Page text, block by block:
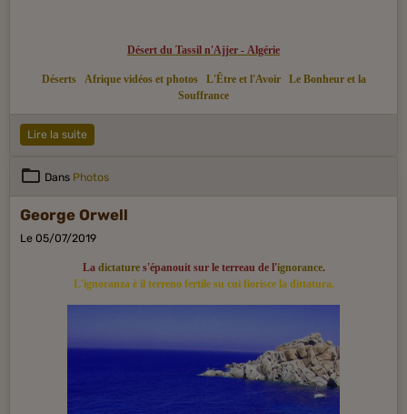
Désert du Tassil n'Ajjer - Algérie
Déserts Afrique vidéos et photos L'Être et l'Avoir
Le Bonheur et la
Souffrance
Lire la suite
Dans Photos
George Orwell
Le 05/07/2019
La dictatures'épanouit sur le terreau de l'ignorance.
L'ignoranza è il terreno fertile su cui fiorisce la dittatura.